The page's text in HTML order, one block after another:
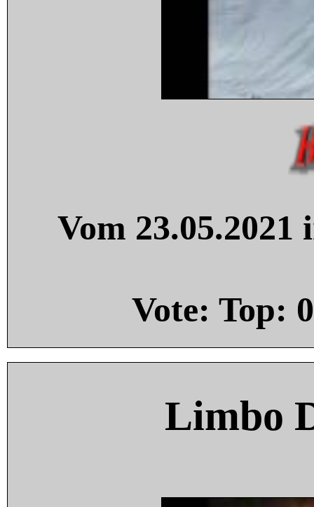
Vom
Vote: Top: 0
Limbo